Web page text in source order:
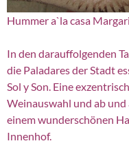
Hummer a`la casa
In den darauffolgenden
die Paladares der Stadt
Sol y Son. Eine
Weinauswahl und ab und
einem wunderschönen
Innenhof.